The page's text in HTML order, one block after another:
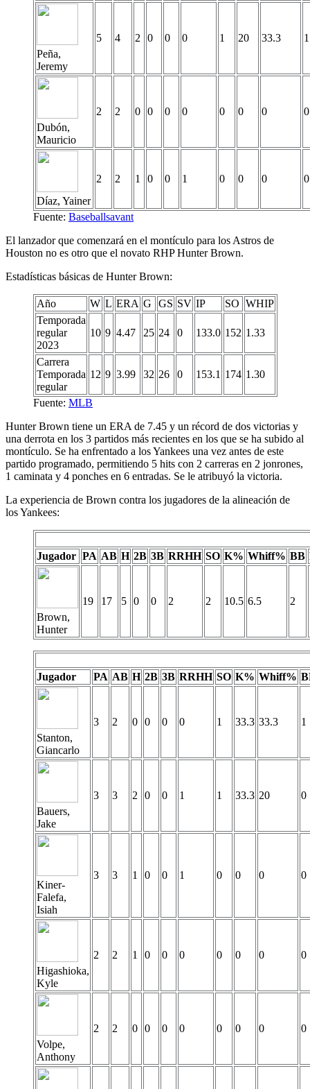
Peña,
Jeremy
5 4 2 0 0 0 1 20 33.3 1
Dubón,
Mauricio
2 2 0 0 0 0 0 0 0 0
Díaz, Yainer
2 2 1 0 0 1 0 0 0 0
Fuente: Baseballsavant
El lanzador que comenzará en el montículo para los Astros de
Houston no es otro que el novato RHP Hunter Brown.
Estadísticas básicas de Hunter Brown:
Año W L ERA G GS SV IP SO WHIP
Temporada
regular
2023
10 9 4.47 25 24 0 133.0 152 1.33
Carrera
Temporada
regular
12 9 3.99 32 26 0 153.1 174 1.30
Fuente: MLB
Hunter Brown tiene un ERA de 7.45 y un récord de dos victorias y
una derrota en los 3 partidos más recientes en los que se ha subido al
montículo. Se ha enfrentado a los Yankees una vez antes de este
partido programado, permitiendo 5 hits con 2 carreras en 2 jonrones,
1 caminata y 4 ponches en 6 entradas. Se le atribuyó la victoria.
La experiencia de Brown contra los jugadores de la alineación de
los Yankees:
Jugador PA AB H 2B 3B RRHH SO K% Whiff% BB
Brown,
Hunter
19 17 5 0 0 2 2 10.5 6.5 2
Jugador PA AB H 2B 3B RRHH SO K% Whiff%
Stanton,
Giancarlo
3 2 0 0 0 0 1 33.3 33.3 1
Bauers,
Jake
3 3 2 0 0 1 1 33.3 20 0
Kiner-
Falefa,
Isiah
3 3 1 0 0 1 0 0 0 0
Higashioka,
Kyle
2 2 1 0 0 0 0 0 0 0
Volpe,
Anthony
2 2 0 0 0 0 0 0 0 0